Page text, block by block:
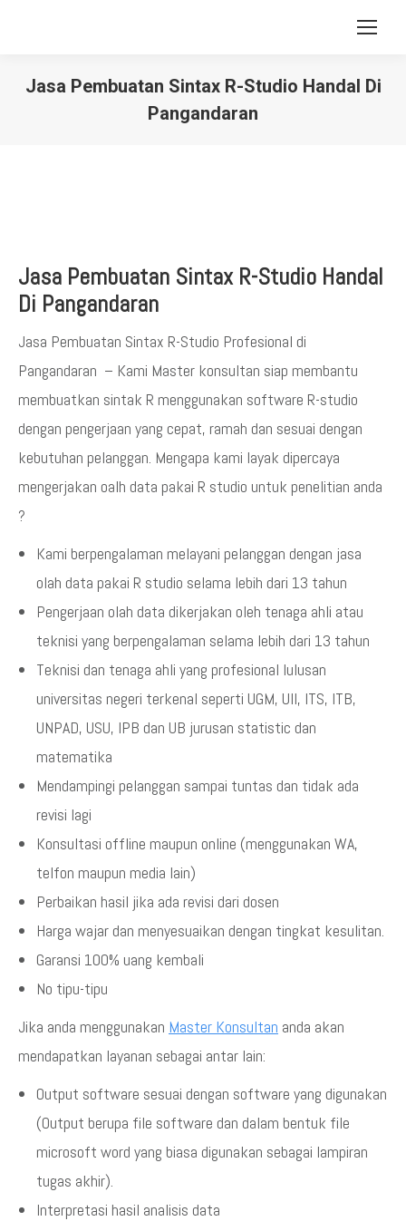
Jasa Pembuatan Sintax R-Studio Handal Di
Pangandaran
Jasa Pembuatan Sintax R-Studio Handal
Di Pangandaran
Jasa Pembuatan Sintax R-Studio Profesional di
Pangandaran – Kami Master konsultan siap membantu
membuatkan sintak R menggunakan software R-studio
dengan pengerjaan yang cepat, ramah dan sesuai dengan
kebutuhan pelanggan. Mengapa kami layak dipercaya
mengerjakan oalh data pakai R studio untuk penelitian anda
?
Kami berpengalaman melayani pelanggan dengan jasa
olah data pakai R studio selama lebih dari 13 tahun
Pengerjaan olah data dikerjakan oleh tenaga ahli atau
teknisi yang berpengalaman selama lebih dari 13 tahun
Teknisi dan tenaga ahli yang profesional lulusan
universitas negeri terkenal seperti UGM, UII, ITS, ITB,
UNPAD, USU, IPB dan UB jurusan statistic dan
matematika
Mendampingi pelanggan sampai tuntas dan tidak ada
revisi lagi
Konsultasi offline maupun online (menggunakan WA,
telfon maupun media lain)
Perbaikan hasil jika ada revisi dari dosen
Harga wajar dan menyesuaikan dengan tingkat kesulitan.
Garansi 100% uang kembali
No tipu-tipu
Jika anda menggunakan Master Konsultan anda akan
mendapatkan layanan sebagai antar lain:
Output software sesuai dengan software yang digunakan
(Output berupa file software dan dalam bentuk file
microsoft word yang biasa digunakan sebagai lampiran
tugas akhir).
Interpretasi hasil analisis data